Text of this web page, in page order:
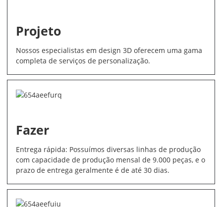
Projeto
Nossos especialistas em design 3D oferecem uma gama
completa de serviços de personalização.
Fazer
Entrega rápida: Possuímos diversas linhas de produção
com capacidade de produção mensal de 9.000 peças, e o
prazo de entrega geralmente é de até 30 dias.